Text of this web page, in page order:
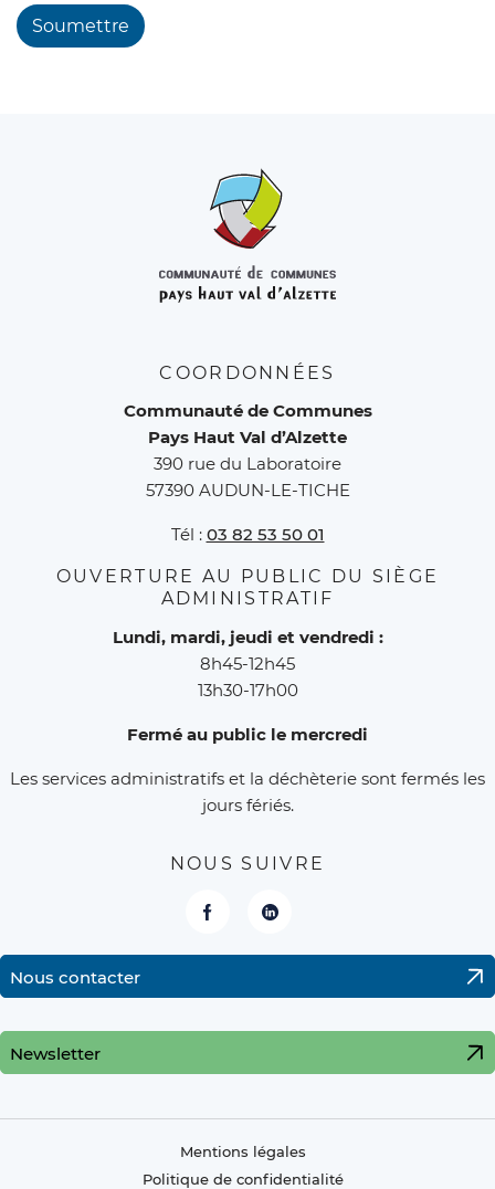
COORDONNÉES
Communauté de Communes
Pays Haut Val d’Alzette
390 rue du Laboratoire
57390 AUDUN-LE-TICHE
Tél : 03 82 53 50 01
OUVERTURE AU PUBLIC DU SIÈGE
ADMINISTRATIF
Lundi, mardi, jeudi et vendredi :
8h45-12h45
13h30-17h00
Fermé au public le mercredi
Les services administratifs et la déchèterie sont fermés les
jours fériés.
NOUS SUIVRE
FacebookLinkedIn
Nous contacter
Newsletter
Mentions légales
Politique de confidentialité